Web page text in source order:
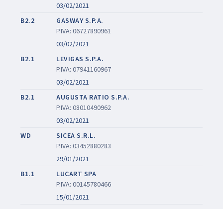
03/02/2021
B2.2
GASWAY S.P.A.
P.IVA: 06727890961
03/02/2021
B2.1
LEVIGAS S.P.A.
P.IVA: 07941160967
03/02/2021
B2.1
AUGUSTA RATIO S.P.A.
P.IVA: 08010490962
03/02/2021
WD
SICEA S.R.L.
P.IVA: 03452880283
29/01/2021
B1.1
LUCART SPA
P.IVA: 00145780466
15/01/2021